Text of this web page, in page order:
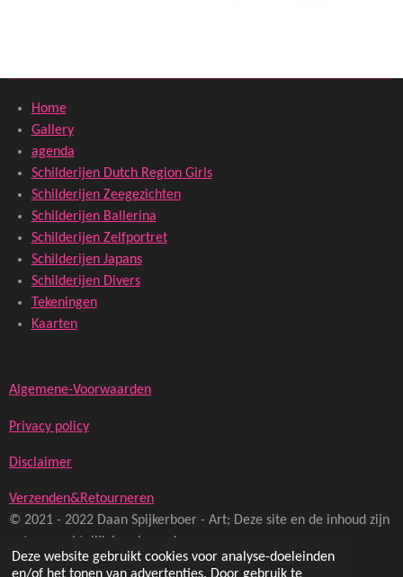
Deze website gebruikt cookies voor analyse-doeleinden
en/of het tonen van advertenties. Door gebruik te
Home
Gallery
agenda
Schilderijen Dutch Region Girls
Schilderijen Zeegezichten
Schilderijen Ballerina
Schilderijen Zelfportret
Schilderijen Japans
Schilderijen Divers
Tekeningen
Kaarten
Algemene-Voorwaarden
Privacy policy
Disclaimer
Verzenden&Retourneren
© 2021 - 2022 Daan Spijkerboer - Art; Deze site en de inhoud zijn
auteursrechtelijk beschermd
Powered byJouwWeb